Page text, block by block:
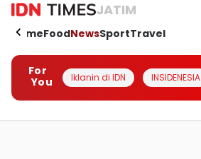
JATIM
HomeFoodNewsSportTravel
For
You
Iklanin di IDN INSIDENESIA